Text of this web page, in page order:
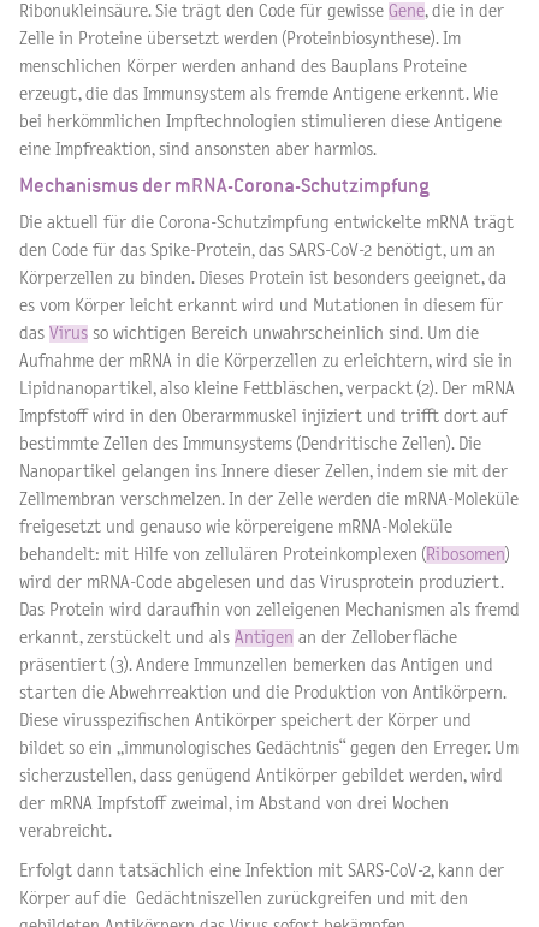
Ribonukleinsäure. Sie trägt den Code für gewisse Gene, die in der
Zelle in Proteine übersetzt werden (Proteinbiosynthese). Im
menschlichen Körper werden anhand des Bauplans Proteine
erzeugt, die das Immunsystem als fremde Antigene erkennt. Wie
bei herkömmlichen Impftechnologien stimulieren diese Antigene
eine Impfreaktion, sind ansonsten aber harmlos.
Mechanismus der mRNA-Corona-Schutzimpfung
Die aktuell für die Corona-Schutzimpfung entwickelte mRNA trägt
den Code für das Spike-Protein, das SARS-CoV-2 benötigt, um an
Körperzellen zu binden. Dieses Protein ist besonders geeignet, da
es vom Körper leicht erkannt wird und Mutationen in diesem für
das Virus so wichtigen Bereich unwahrscheinlich sind. Um die
Aufnahme der mRNA in die Körperzellen zu erleichtern, wird sie in
Lipidnanopartikel, also kleine Fettbläschen, verpackt (2). Der mRNA
Impfstoff wird in den Oberarmmuskel injiziert und trifft dort auf
bestimmte Zellen des Immunsystems (Dendritische Zellen). Die
Nanopartikel gelangen ins Innere dieser Zellen, indem sie mit der
Zellmembran verschmelzen. In der Zelle werden die mRNA-Moleküle
freigesetzt und genauso wie körpereigene mRNA-Moleküle
behandelt: mit Hilfe von zellulären Proteinkomplexen ( Ribosomen)
wird der mRNA-Code abgelesen und das Virusprotein produziert.
Das Protein wird daraufhin von zelleigenen Mechanismen als fremd
erkannt, zerstückelt und als Antigen an der Zelloberfläche
präsentiert (3). Andere Immunzellen bemerken das Antigen und
starten die Abwehrreaktion und die Produktion von Antikörpern.
Diese virusspezifischen Antikörper speichert der Körper und
bildet so ein „immunologisches Gedächtnis“ gegen den Erreger. Um
sicherzustellen, dass genügend Antikörper gebildet werden, wird
der mRNA Impfstoff zweimal, im Abstand von drei Wochen
verabreicht.
Erfolgt dann tatsächlich eine Infektion mit SARS-CoV-2, kann der
Körper auf die Gedächtniszellen zurückgreifen und mit den